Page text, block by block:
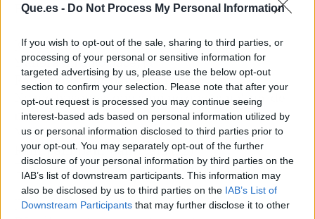
Que.es - Do Not Process My Personal Information
If you wish to opt-out of the sale, sharing to third parties, or
processing of your personal or sensitive information for
targeted advertising by us, please use the below opt-out
section to confirm your selection. Please note that after your
opt-out request is processed you may continue seeing
interest-based ads based on personal information utilized by
us or personal information disclosed to third parties prior to
your opt-out. You may separately opt-out of the further
disclosure of your personal information by third parties on the
IAB’s list of downstream participants. This information may
also be disclosed by us to third parties on the IAB’s List of
Downstream Participants that may further disclose it to other
Estoy mejor sin ti
[Coro: Natti Natasha & Becky G]
Y ahora mi culo hace, ja
Ram-pam-pam-pam-pam (x2)
No me busques, que aquí no queda na’, na’ de
na’
Me hace
Ram-pam-pam-pam-pam (x2)
Tengo otro que me lleva a la disco a perrear
[Post-Coro: Natti Natasha]